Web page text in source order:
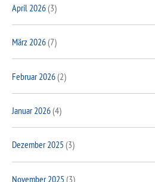
April 2026(3)
März 2026(7)
Februar 2026(2)
Januar 2026(4)
Dezember 2025 (3)
November 2025 (3)